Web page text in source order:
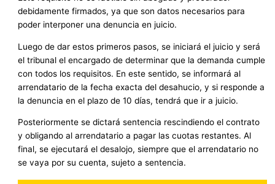
debidamente firmados, ya que son datos necesarios para
poder interponer una denuncia en juicio.
Luego de dar estos primeros pasos, se iniciará el juicio y será
el tribunal el encargado de determinar que la demanda cumple
con todos los requisitos. En este sentido, se informará al
arrendatario de la fecha exacta del desahucio, y si responde a
la denuncia en el plazo de 10 días, tendrá que ir a juicio.
Posteriormente se dictará sentencia rescindiendo el contrato
y obligando al arrendatario a pagar las cuotas restantes. Al
final, se ejecutará el desalojo, siempre que el arrendatario no
se vaya por su cuenta, sujeto a sentencia.